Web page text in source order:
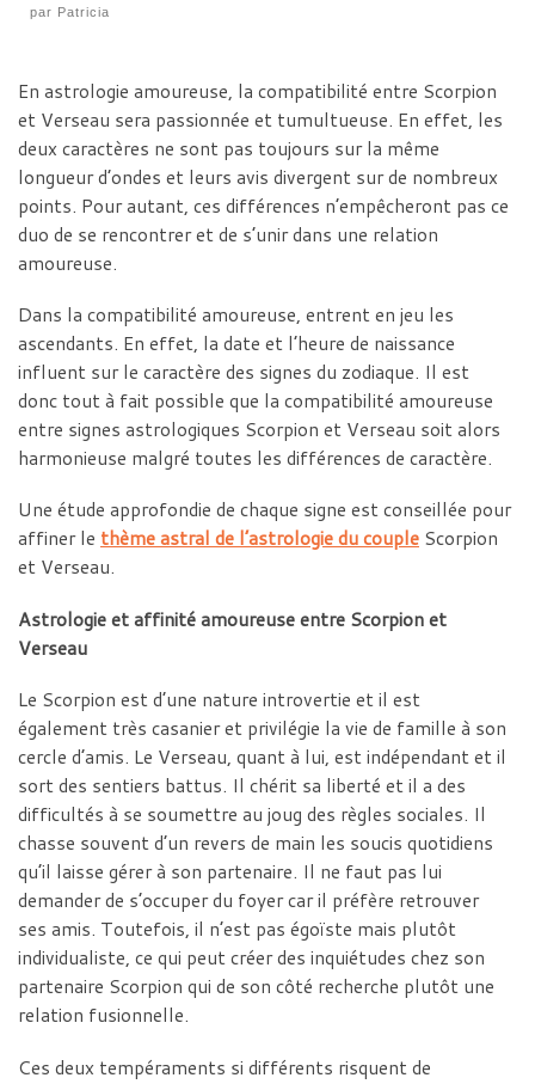
par Patricia
En astrologie amoureuse, la compatibilité entre Scorpion
et Verseau sera passionnée et tumultueuse. En effet, les
deux caractères ne sont pas toujours sur la même
longueur d’ondes et leurs avis divergent sur de nombreux
points. Pour autant, ces différences n’empêcheront pas ce
duo de se rencontrer et de s’unir dans une relation
amoureuse.
Dans la compatibilité amoureuse, entrent en jeu les
ascendants. En effet, la date et l’heure de naissance
influent sur le caractère des signes du zodiaque. Il est
donc tout à fait possible que la compatibilité amoureuse
entre signes astrologiques Scorpion et Verseau soit alors
harmonieuse malgré toutes les différences de caractère.
Une étude approfondie de chaque signe est conseillée pour
affiner le thème astral de l’astrologie du couple Scorpion
et Verseau.
Astrologie et affinité amoureuse entre Scorpion et
Verseau
Le Scorpion est d’une nature introvertie et il est
également très casanier et privilégie la vie de famille à son
cercle d’amis. Le Verseau, quant à lui, est indépendant et il
sort des sentiers battus. Il chérit sa liberté et il a des
difficultés à se soumettre au joug des règles sociales. Il
chasse souvent d’un revers de main les soucis quotidiens
qu’il laisse gérer à son partenaire. Il ne faut pas lui
demander de s’occuper du foyer car il préfère retrouver
ses amis. Toutefois, il n’est pas égoïste mais plutôt
individualiste, ce qui peut créer des inquiétudes chez son
partenaire Scorpion qui de son côté recherche plutôt une
relation fusionnelle.
Ces deux tempéraments si différents risquent de